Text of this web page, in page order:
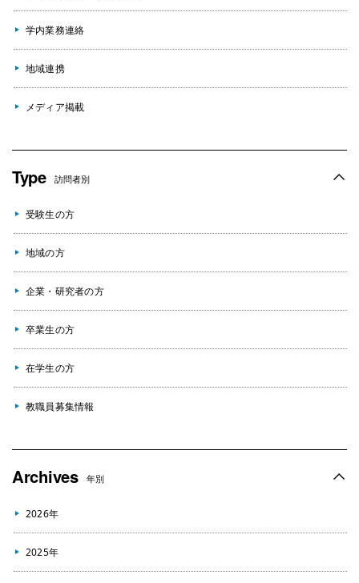
学内業務連絡
地域連携
メディア掲載
Type 訪問者別
受験生の方
地域の方
企業・研究者の方
卒業生の方
在学生の方
教職員募集情報
Archives 年別
2026年
2025年